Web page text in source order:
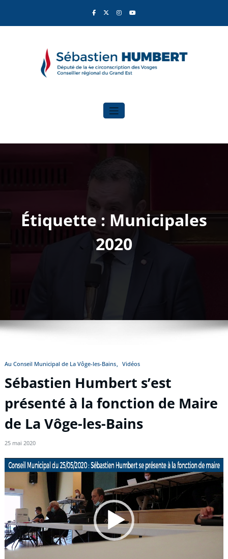
contenu
Sébastien Humbert
Étiquette : Municipales
2020
Au Conseil Municipal de La Vôge-les-Bains Vidéos
Sébastien Humbert s’est
présenté à la fonction de Maire
de La Vôge-les-Bains
25 mai 2020
Lecteur
vidéo